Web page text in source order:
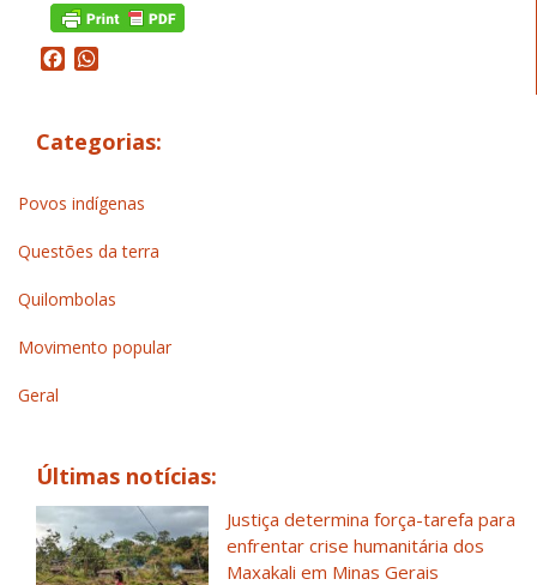
Facebook
Categorias:
Povos indígenas
Questões da terra
Quilombolas
Movimento popular
Geral
Últimas notícias:
Justiça determina força-tarefa para
enfrentar crise humanitária dos
Maxakali em Minas Gerais